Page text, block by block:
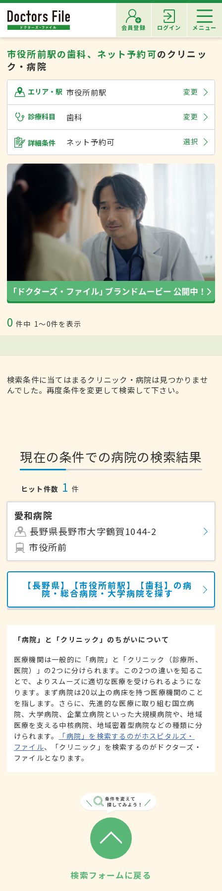
会員登録 ログイン メニュー
市役所前駅の歯科、ネット予約可のクリニッ
ク・病院
エリア・駅 市役所前駅 変更
診療科目 歯科 変更
詳細条件 ネット予約可 選択
0 件中 1〜0件を表示
検索条件に当てはまるクリニック・病院は見つかりませ
んでした。再度条件を変更して検索して下さい。
現在の条件での病院の検索結果
ヒット件数 1 件
愛和病院
長野県長野市大字鶴賀1044-2
市役所前
【長野県】【市役所前駅】【歯科】の病
院・総合病院・大学病院を探す
「病院」と「クリニック」のちがいについて
医療機関は一般的に「病院」と「クリニック（診療所、
医院）」の2つに分けられます。この2つの違いを知るこ
とで、よりスムーズに適切な医療を受けられるようにな
ります。まず病院は20以上の病床を持つ医療機関のこと
を指します。さらに、先進的な医療に取り組む国立病
院、大学病院、企業立病院といった大規模病院や、地域
医療を支える中核病院、地域密着型病院などの種類に分
けられます。
「病院」を検索するのがホスピタルズ・
ファイル、「クリニック」を検索するのがドクターズ・
ファイルとなります。
検索フォームに戻る